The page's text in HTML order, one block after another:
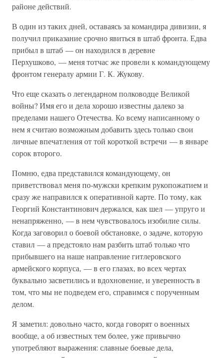
районе действий.
В один из таких дней, оставаясь за командира дивизии, я
получил приказание срочно явиться в штаб фронта. Едва
прибыл в штаб — он находился в деревне
Перхушково, — меня тотчас же провели к командующему
фронтом генералу армии Г. К. Жукову.
Что еще сказать о легендарном полководце Великой
войны? Имя его и дела хорошо известны далеко за
пределами нашего Отечества. Ко всему написанному о
нем я считаю возможным добавить здесь только свои
личные впечатления от той короткой встречи — в январе
сорок второго.
Помню, едва представился командующему, он
приветствовал меня по-мужски крепким рукопожатием и
сразу же направился к оперативной карте. По тому, как
Георгий Константинович держался, как шел — упруго и
ненапряженно, — в нем чувствовалось изобилие силы.
Когда заговорил о боевой обстановке, о задаче, которую
ставил — а предстояло нам разбить штаб только что
прибывшего на наше направление гитлеровского
армейского корпуса, — в его глазах, во всех чертах
буквально засветились и вдохновение, и уверенность в
том, что мы не подведем его, справимся с порученным
делом.
Я заметил: довольно часто, когда говорят о военных
вообще, а об известных тем более, уже привычно
употребляют выражения: славные боевые дела,